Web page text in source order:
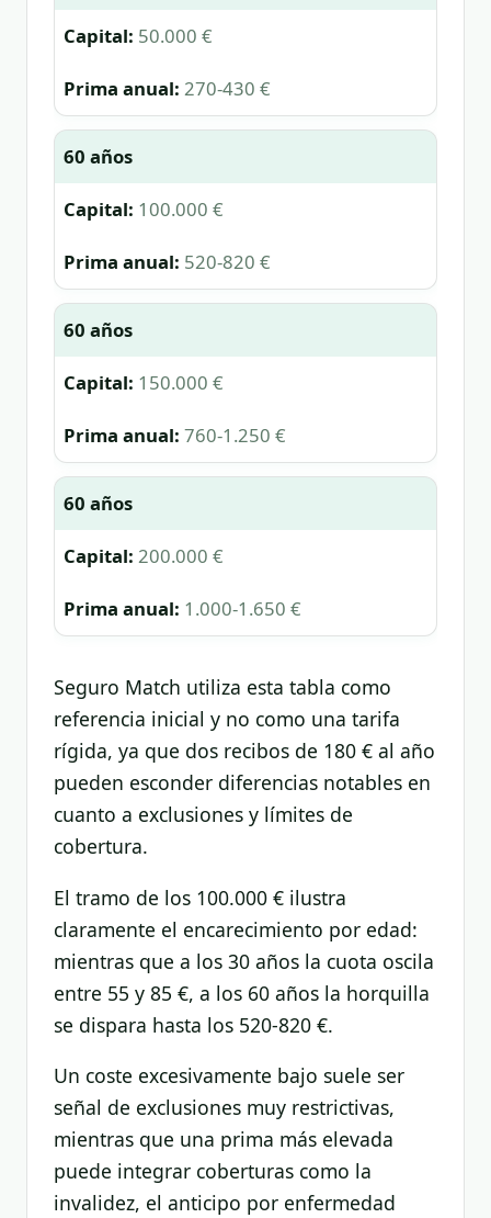
50.000 €
270-430 €
60 años
100.000 €
520-820 €
60 años
150.000 €
760-1.250 €
60 años
200.000 €
1.000-1.650 €
Seguro Match utiliza esta tabla como
referencia inicial y no como una tarifa
rígida, ya que dos recibos de 180 € al año
pueden esconder diferencias notables en
cuanto a exclusiones y límites de
cobertura.
El tramo de los 100.000 € ilustra
claramente el encarecimiento por edad:
mientras que a los 30 años la cuota oscila
entre 55 y 85 €, a los 60 años la horquilla
se dispara hasta los 520-820 €.
Un coste excesivamente bajo suele ser
señal de exclusiones muy restrictivas,
mientras que una prima más elevada
puede integrar coberturas como la
invalidez, el anticipo por enfermedad